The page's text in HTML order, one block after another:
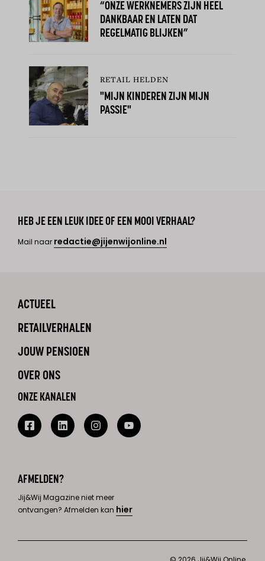
“ONZE WERKNEMERS ZIJN HEEL
DANKBAAR EN LATEN DAT
REGELMATIG BLIJKEN”
RETAIL HELDEN
"MIJN KINDEREN ZIJN MIJN
PASSIE"
HEB JE EEN LEUK IDEE OF EEN MOOI VERHAAL?
Mail naar redactie@jijenwijonline.nl
ACTUEEL
RETAILVERHALEN
JOUW PENSIOEN
OVER ONS
ONZE KANALEN
AFMELDEN?
Jij&Wij Magazine niet meer
ontvangen? Afmelden kan hier